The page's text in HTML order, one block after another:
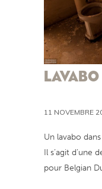
LAVABO
11 NOVEMBRE
Un lavabo
Il s’agit d’une
pour Belgian